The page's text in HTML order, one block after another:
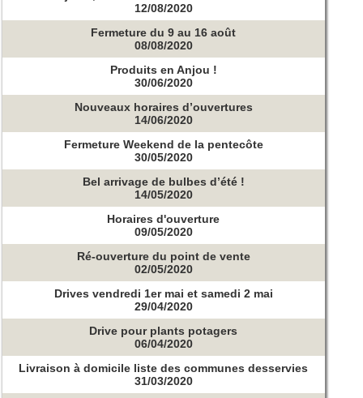
12/08/2020
Fermeture du 9 au 16 août
08/08/2020
Produits en Anjou !
30/06/2020
Nouveaux horaires d’ouvertures
14/06/2020
Fermeture Weekend de la pentecôte
30/05/2020
Bel arrivage de bulbes d’été !
14/05/2020
Horaires d'ouverture
09/05/2020
Ré-ouverture du point de vente
02/05/2020
Drives vendredi 1er mai et samedi 2 mai
29/04/2020
Drive pour plants potagers
06/04/2020
Livraison à domicile liste des communes desservies
31/03/2020